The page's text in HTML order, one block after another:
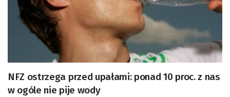
NFZ ostrzega przed upałami: ponad 10 proc. z nas
w ogóle nie pije wody